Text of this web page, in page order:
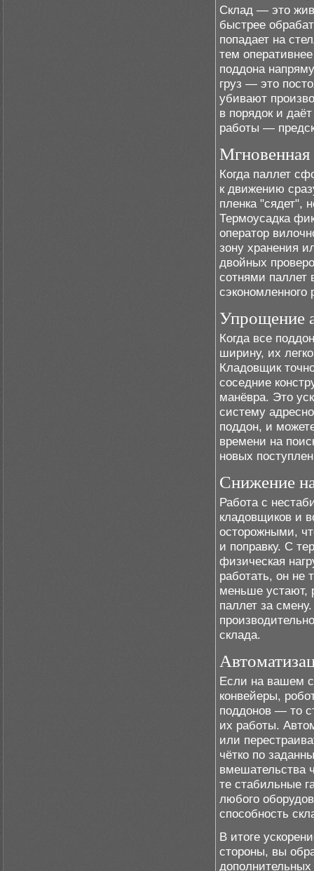
Склад — это
быстрее
попадает на
тем
поддона
груз — это
убивают
в порядок и
работы —
Когда паллет
к движению
пленка "сядет",
Термоусадка
оператор
зону хранения
двойных
сотнями паллет
сэкономленного
Упрощение
Когда все
ширину, их
Кладовщик
соседние
манёвра. Это
систему
поддон, и
времени на
новых
Снижение
Работа с
кладовщиков и
осторожными,
и поправку. С
физическая
работать, он не
меньше устают,
паллет за
склада.
Если на вашем
конвейеры,
поддонов — то
их работы.
или
чётко по
вмешательства
те стабильные
любого
способность
В итоге
стороны, вы